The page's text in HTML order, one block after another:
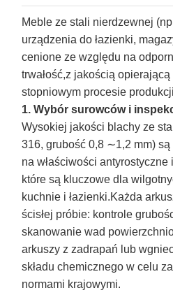
Meble ze stali nierdzewnej
urządzenia do łazienki,
cenione ze względu na
trwałość,z jakością
stopniowym procesie
1. Wybór surowców i
Wysokiej jakości blachy ze
316, grubość 0,8 ∼1,2 mm)
na właściwości antyrostyczne
które są kluczowe dla
kuchnie i łazienki.Każda
ścisłej próbie: kontrole
skanowanie wad
arkuszy z zadrapań lub
składu chemicznego w celu
normami krajowymi.